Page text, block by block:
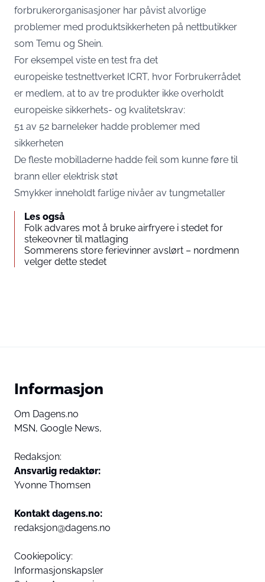
forbrukerorganisasjoner har påvist alvorlige
problemer med produktsikkerheten på nettbutikker
som Temu og Shein.
For eksempel viste en test fra det
europeiske testnettverket ICRT, hvor Forbrukerrådet
er medlem, at to av tre produkter ikke overholdt
europeiske sikkerhets- og kvalitetskrav:
51 av 52 barneleker hadde problemer med
sikkerheten
De fleste mobilladerne hadde feil som kunne føre til
brann eller elektrisk støt
Smykker inneholdt farlige nivåer av tungmetaller
Les også
Folk advares mot å bruke airfryere i stedet for
stekeovner til matlaging
Sommerens store ferievinner avslørt – nordmenn
velger dette stedet
Informasjon
Om Dagens.no
MSN, Google News,
Redaksjon:
Ansvarlig redaktør:
Yvonne Thomsen
Kontakt dagens.no:
redaksjon@dagens.no
Cookiepolicy:
Informasjonskapsler